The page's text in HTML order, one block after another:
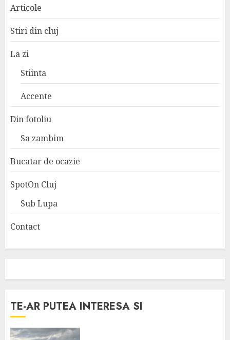
Articole
Stiri din cluj
La zi
Stiinta
Accente
Din fotoliu
Sa zambim
Bucatar de ocazie
SpotOn Cluj
Sub Lupa
Contact
TE-AR PUTEA INTERESA SI